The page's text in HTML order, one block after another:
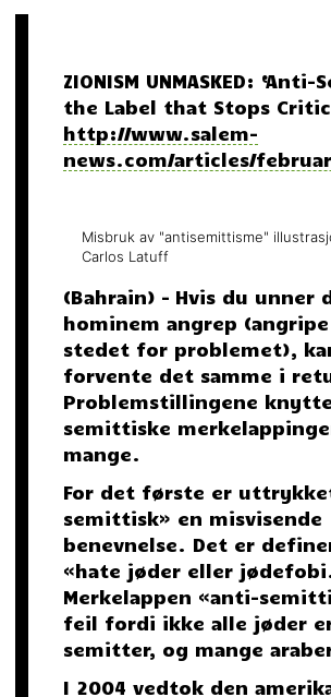
ZIONISM UNMASKED: ‘Anti-
the Label that Stops
http://www.salem-
news.com/articles/
Misbruk av "antisemittisme"
Carlos Latuff
(Bahrain) – Hvis du unner
hominem angrep
stedet for problemet),
forvente det samme i
Problemstillingene
semittiske
mange.
For det første er
semittisk» en misvisende
benevnelse. Det er
«hate jøder eller
Merkelappen «anti-
feil fordi ikke alle jøder
semitter, og mange
I 2004 vedtok den